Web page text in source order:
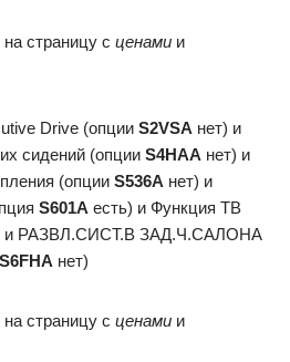
страницу с ценами и
Drive (опции S2VSA нет) и
сидений (опции S4HAA нет) и
(опции S536A нет) и
S601A есть) и Функция ТВ
и РАЗВЛ.СИСТ.В ЗАД.Ч.САЛОНА
S6FHA нет)
страницу с ценами и